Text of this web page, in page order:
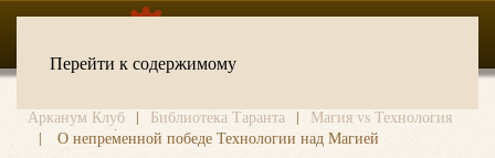
Перейти к содержимому
Арканум Клуб Библиотека Таранта
Магия vs Технология
О непременной победе Технологии над Магией